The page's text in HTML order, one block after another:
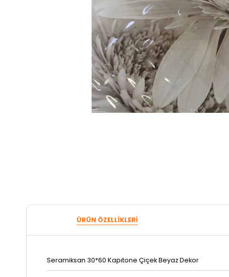
ÜRÜN ÖZELLIKLERI
Seramiksan 30*60 Kapıtone Çiçek Beyaz Dekor